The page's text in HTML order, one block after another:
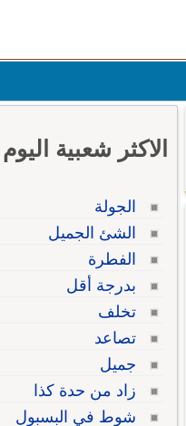
الاكثر شعبية اليوم
الجولة
الشئ الجميل
الفطرة
بدرجة أقل
تخلف
تصاعد
جميل
زاد من حدة كذا
شوط في البسبول